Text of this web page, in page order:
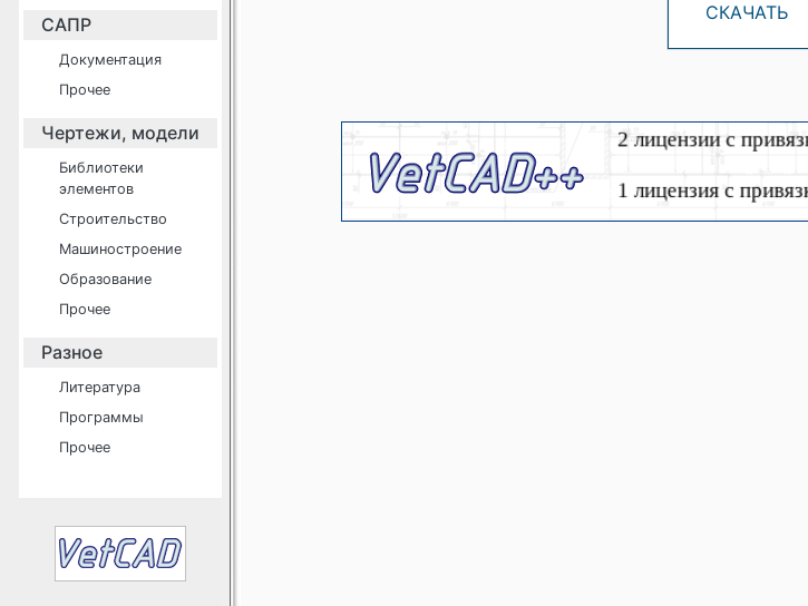
САПР
Документация
Прочее
Чертежи, модели
Библиотеки
элементов
Строительство
Машиностроение
Образование
Прочее
Разное
Литература
Программы
Прочее
СКАЧАТЬ